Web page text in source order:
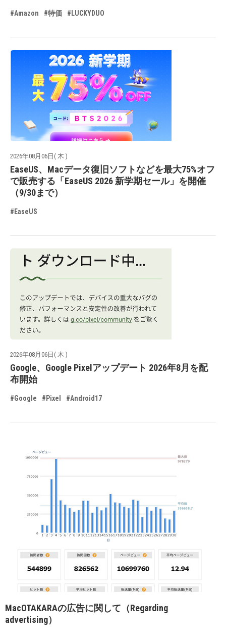
#Amazon #特価 #LUCKYDUO
2026年08月06日( 木 )
EaseUS、Macデータ復旧ソフトなどを最大75%オフ
で販売する「EaseUS 2026 新学期セール」を開催
（9/30まで）
#EaseUS
2026年08月06日( 木 )
Google、Google Pixelアップデート 2026年8月を配
布開始
#Google #Pixel #Android17
MacOTAKARAの広告に関して（Regarding
advertising）